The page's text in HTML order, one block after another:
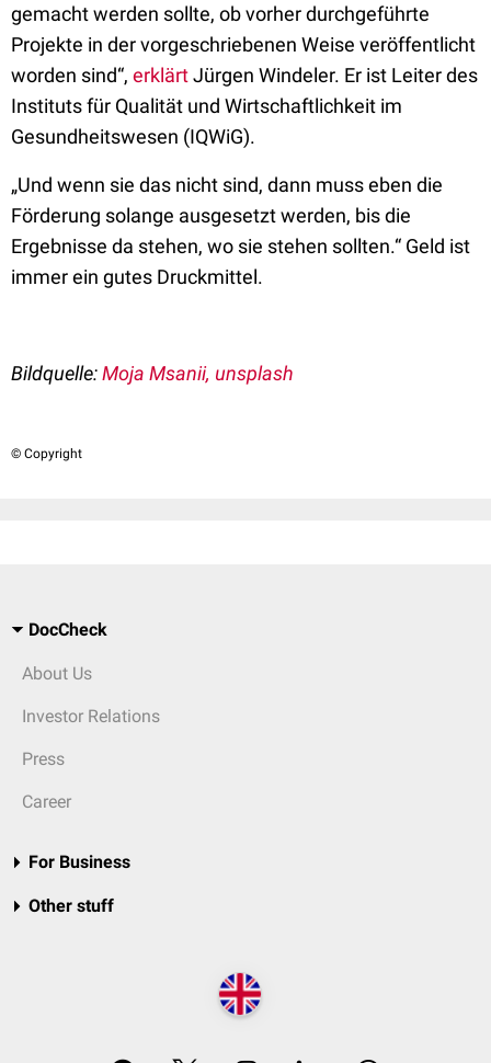
gemacht werden sollte, ob vorher durchgeführte
Projekte in der vorgeschriebenen Weise veröffentlicht
worden sind“, erklärtJürgen Windeler. Er ist Leiter des
Instituts für Qualität und Wirtschaftlichkeit im
Gesundheitswesen (IQWiG).
„Und wenn sie das nicht sind, dann muss eben die
Förderung solange ausgesetzt werden, bis die
Ergebnisse da stehen, wo sie stehen sollten.“ Geld ist
immer ein gutes Druckmittel.
Bildquelle:Moja Msanii, unsplash
© Copyright
DocCheck
About Us
Investor Relations
Press
Career
For Business
Other stuff